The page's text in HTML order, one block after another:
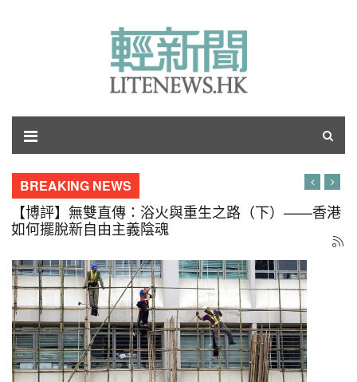
BREAKING NEWS
【博評】無雙直傳：浴火與重生之路（下）——香港
如何擺脫新自由主義陰魂